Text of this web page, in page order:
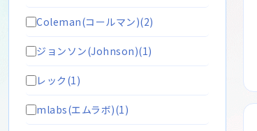
Coleman(コールマン)(2)
ジョンソン(Johnson)(1)
レック(1)
mlabs(エムラボ)(1)